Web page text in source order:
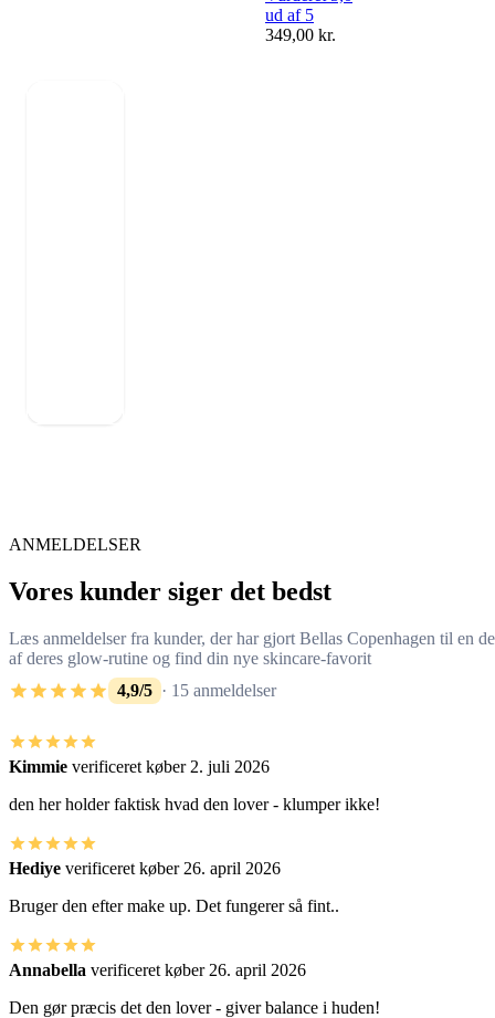
ud af 5
349,00 kr.
ANMELDELSER
Vores kunder siger det bedst
Læs anmeldelser fra kunder, der har gjort Bellas Copenhagen til en
af deres glow-rutine og find din nye skincare-favorit
4,9/5 · 15 anmeldelser
Kimmie verificeret køber 2. juli 2026
den her holder faktisk hvad den lover - klumper ikke!
Hediye verificeret køber 26. april 2026
Bruger den efter make up. Det fungerer så fint..
Annabella verificeret køber 26. april 2026
Den gør præcis det den lover - giver balance i huden!